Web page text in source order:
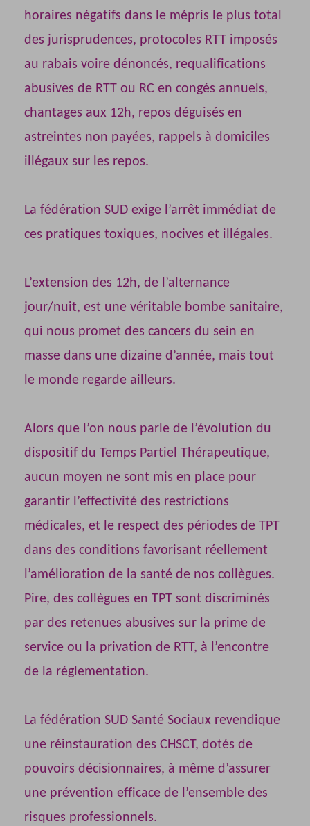
horaires négatifs dans le mépris le plus total
des jurisprudences, protocoles RTT imposés
au rabais voire dénoncés, requalifications
abusives de RTT ou RC en congés annuels,
chantages aux 12h, repos déguisés en
astreintes non payées, rappels à domiciles
illégaux sur les repos.
La fédération SUD exige l’arrêt immédiat de
ces pratiques toxiques, nocives et illégales.
L’extension des 12h, de l’alternance
jour/nuit, est une véritable bombe sanitaire,
qui nous promet des cancers du sein en
masse dans une dizaine d’année, mais tout
le monde regarde ailleurs.
Alors que l’on nous parle de l’évolution du
dispositif du Temps Partiel Thérapeutique,
aucun moyen ne sont mis en place pour
garantir l’effectivité des restrictions
médicales, et le respect des périodes de TPT
dans des conditions favorisant réellement
l’amélioration de la santé de nos collègues.
Pire, des collègues en TPT sont discriminés
par des retenues abusives sur la prime de
service ou la privation de RTT, à l’encontre
de la réglementation.
La fédération SUD Santé Sociaux revendique
une réinstauration des CHSCT, dotés de
pouvoirs décisionnaires, à même d’assurer
une prévention efficace de l’ensemble des
risques professionnels.